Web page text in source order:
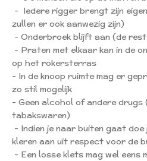
- Iedere rigger brengt zijn
zullen er ook aanwezig zijn)
- Onderbroek blijft aan (de
- Praten met elkaar kan in de
op het rokersterras
- In de knoop ruimte mag er
zo stil mogelijk
- Geen alcohol of andere drugs
tabakswaren)
- Indien je naar buiten gaat
kleren aan uit respect voor de
- Een losse klets mag wel eens